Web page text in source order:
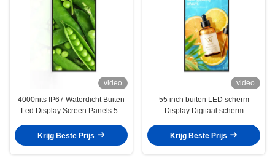
video
4000nits IP67 Waterdicht Buiten
Led Display Screen Panels 55
Krijg Beste Prijs
video
55 inch buiten LED scherm
Display Digitaal scherm
Krijg Beste Prijs